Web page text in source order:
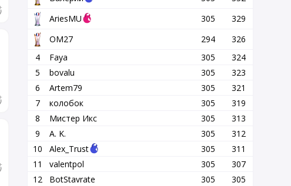
AriesMU
305
329
OM27
294
326
4
Faya 305
324
5
bovalu 305
323
6
Artem79 305
321
7
колобок 305
319
8
Мистер Икс 305
313
9
A. K. 305
312
10
Alex_Trust 305
311
11
valentpol 305
307
12
BotStavrate 305
305